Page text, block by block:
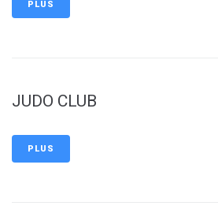
PLUS
JUDO CLUB
PLUS